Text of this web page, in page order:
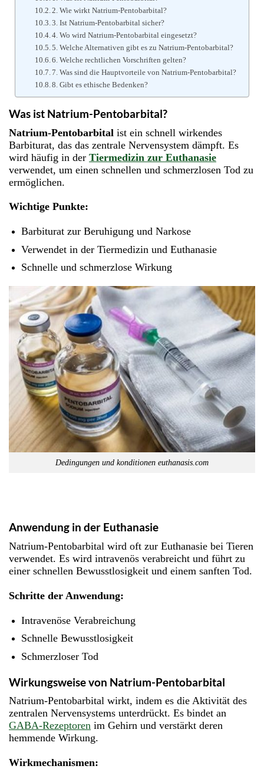
2. Wie wirkt Natrium-Pentobarbital?
3. Ist Natrium-Pentobarbital sicher?
4. Wo wird Natrium-Pentobarbital eingesetzt?
5. Welche Alternativen gibt es zu Natrium-Pentobarbital?
6. Welche rechtlichen Vorschriften gelten?
7. Was sind die Hauptvorteile von Natrium-Pentobarbital?
8. Gibt es ethische Bedenken?
Was ist Natrium-Pentobarbital?
Natrium-Pentobarbital ist ein schnell wirkendes
Barbiturat, das das zentrale Nervensystem dämpft. Es
wird häufig in der Tiermedizin zur Euthanasie
verwendet, um einen schnellen und schmerzlosen Tod zu
ermöglichen.
Wichtige Punkte:
Barbiturat zur Beruhigung und Narkose
Verwendet in der Tiermedizin und Euthanasie
Schnelle und schmerzlose Wirkung
Dedingungen und konditionen euthanasis.com
Anwendung in der Euthanasie
Natrium-Pentobarbital wird oft zur Euthanasie bei Tieren
verwendet. Es wird intravenös verabreicht und führt zu
einer schnellen Bewusstlosigkeit und einem sanften Tod.
Schritte der Anwendung:
Intravenöse Verabreichung
Schnelle Bewusstlosigkeit
Schmerzloser Tod
Wirkungsweise von Natrium-Pentobarbital
Natrium-Pentobarbital wirkt, indem es die Aktivität des
zentralen Nervensystems unterdrückt. Es bindet an
GABA-Rezeptoren im Gehirn und verstärkt deren
hemmende Wirkung.
Wirkmechanismen: